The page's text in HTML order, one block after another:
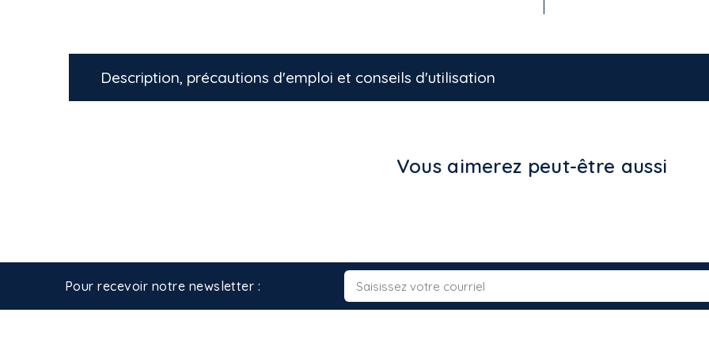
Description, précautions d'emploi et conseils d'utilisation
Vous aimerez peut-être aussi
Pour recevoir notre newsletter :